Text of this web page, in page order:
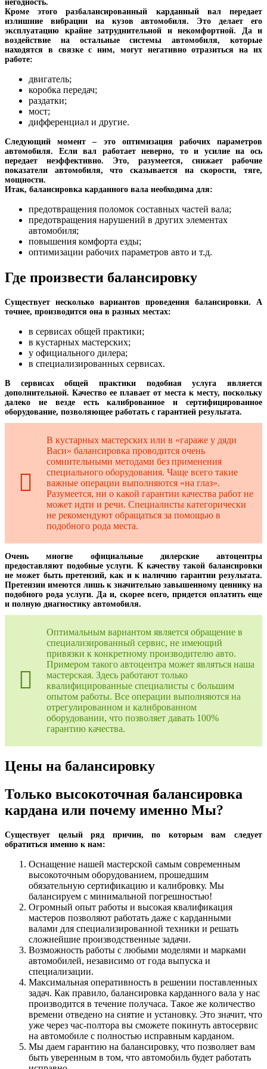
негодность.
Кроме этого разбалансированный карданный вал передает
излишние вибрации на кузов автомобиля. Это делает его
эксплуатацию крайне затруднительной и некомфортной. Да и
воздействие на остальные системы автомобиля, которые
находятся в связке с ним, могут негативно отразиться на их
работе:
двигатель;
коробка передач;
раздатки;
мост;
дифференциал и другие.
Следующий момент – это оптимизация рабочих параметров
автомобиля. Если вал работает неверно, то и усилие на ось
передает неэффективно. Это, разумеется, снижает рабочие
показатели автомобиля, что сказывается на скорости, тяге,
мощности.
Итак, балансировка карданного вала необходима для:
предотвращения поломок составных частей вала;
предотвращения нарушений в других элементах
автомобиля;
повышения комфорта езды;
оптимизации рабочих параметров авто и т.д.
Где произвести балансировку
Существует несколько вариантов проведения балансировки. А
точнее, производится она в разных местах:
в сервисах общей практики;
в кустарных мастерских;
у официального дилера;
в специализированных сервисах.
В сервисах общей практики подобная услуга является
дополнительной. Качество ее плавает от места к месту, поскольку
далеко не везде есть калиброванное и сертифицированное
оборудование, позволяющее работать с гарантией результата.
В кустарных мастерских или в «гараже у дяди
Васи» балансировка проводится очень
сомнительными методами без применения
специального оборудования. Чаще всего такие
важные операции выполняются «на глаз».
Разумеется, ни о какой гарантии качества работ не
может идти и речи. Специалисты категорически
не рекомендуют обращаться за помощью в
подобного рода места.
Очень многие официальные дилерские автоцентры
предоставляют подобные услуги. К качеству такой балансировки
не может быть претензий, как и к наличию гарантии результата.
Претензии имеются лишь к значительно завышенному ценнику на
подобного рода услуги. Да и, скорее всего, придется оплатить еще
и полную диагностику автомобиля.
Оптимальным вариантом является обращение в
специализированный сервис, не имеющий
привязки к конкретному производителю авто.
Примером такого автоцентра может являться наша
мастерская. Здесь работают только
квалифицированные специалисты с большим
опытом работы. Все операции выполняются на
отрегулированном и калиброванном
оборудовании, что позволяет давать 100%
гарантию качества.
Цены на балансировку
Только высокоточная балансировка
кардана или почему именно Мы?
Существует целый ряд причин, по которым вам следует
обратиться именно к нам:
Оснащение нашей мастерской самым современным
высокоточным оборудованием, прошедшим
обязательную сертификацию и калибровку. Мы
балансируем с минимальной погрешностью!
Огромный опыт работы и высокая квалификация
мастеров позволяют работать даже с карданными
валами для специализированной техники и решать
сложнейшие производственные задачи.
Возможность работы с любыми моделями и марками
автомобилей, независимо от года выпуска и
специализации.
Максимальная оперативность в решении поставленных
задач. Как правило, балансировка карданного вала у нас
производится в течение получаса. Такое же количество
времени отведено на снятие и установку. Это значит, что
уже через час-полтора вы сможете покинуть автосервис
на автомобиле с полностью исправным карданом.
Мы даем гарантию на балансировку, что позволяет вам
быть уверенным в том, что автомобиль будет работать